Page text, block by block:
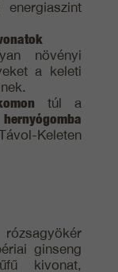
növényi
a keleti
túl a
hernyógomba
Keleten
ginseng
kivonat,